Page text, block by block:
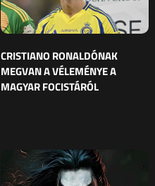
CRISTIANO RONALDÓNAK
MEGVAN A VÉLEMÉNYE A
MAGYAR FOCISTÁRÓL